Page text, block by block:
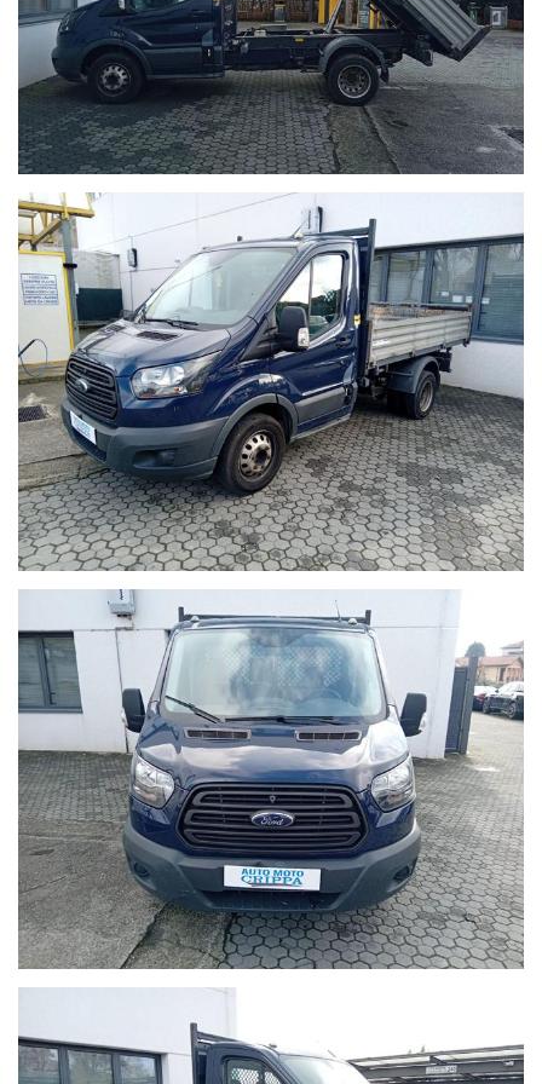
Contattaci tramite Telefono: 039 9210911
Contattaci tramite WhatsApp: +39 3485705308
Tutte le nostre autovetture sono scrupolosamente
controllate dal nostro team di esperti, prima ancora di
essere proposte alla clientela. La provenienza è certificata,
così come il chilometraggio. Tutte le autovetture sono
coperte da garanzia come stabilito per legge.
Lavorando su diversi portali di comparazione annunci e
gestendo tutto tramite un unico sistema di multi-
pubblicazione, nonostante l’attenzione con la quale
cerchiamo di verificare i nostri annunci di vendita, vi
potrebbero essere involontarie incongruenze circa le
dotazioni e gli accessori della vettura, pertanto, che non
rappresentano vincolo contrattuale. Invitiamo pertanto la
gentile clientela a verificare l'equipaggiamento dell’auto
insieme a un Consulente commerciale per fugare eventuali
dubbi circa la dotazione dell’auto inserzionata.
La nostra officina con salone è presente da oltre 30 anni nel
settore ed è attrezzata per poter effettuare i tagliandi su
tutte le auto (di qualsiasi marca) fin dal primo giorno di vita
senza perdere la garanzia legale e anche tagliandi post-
garanzia.
Le attività che siamo in grado di offrire sono: officina,
elettrauto, gommista, riparazione condizionatori e cambi
automatici, revisioni ministeriali, impianti a GPL e metano,
antifurti, autoradio e satellitari, carrozzeria auto, servizio
carro attrezzi , sostituzione, riparazione e custodia di
pneumatici invernali/estivi, officina certificata per poter
effettuare tagliandi su tutte le auto (di qualsiasi marca) fin
dal primo giorno di vita senza perdere la garanzia legale e
anche tagliandi post-garanzia con l’utilizzo di ricambi
originali e con strumenti di diagnosi sempre aggiornati.